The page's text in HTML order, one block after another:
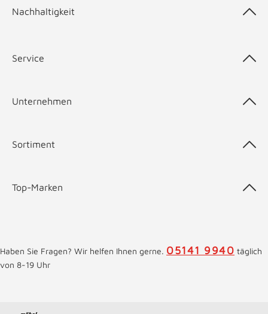
Nachhaltigkeit
Service
Unternehmen
Sortiment
Top-Marken
Haben Sie Fragen? Wir helfen Ihnen gerne. 05141 9940 täglich
von 8-19 Uhr